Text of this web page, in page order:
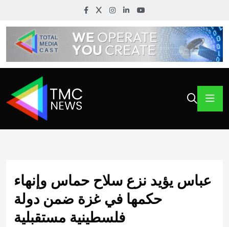
عباس يؤيد نزع سلاح حماس وإنهاء
حكمها في غزة ضمن دولة
فلسطينية مستقبلية